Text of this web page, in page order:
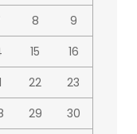
8
9
15
16
22
23
29
30